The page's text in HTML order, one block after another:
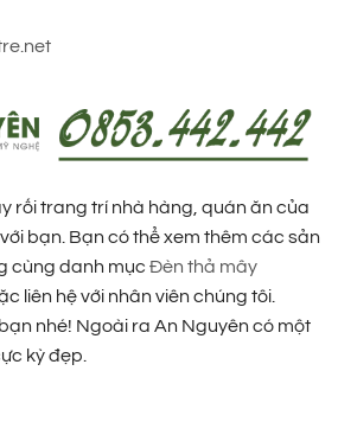
rối trang trí nhà hàng, quán ăn của
bạn. Bạn có thể xem thêm các sản
cùng danh mục Đèn thả mây
liên hệ với nhân viên chúng tôi.
nhé! Ngoài ra An Nguyên có một
kỳ đẹp.